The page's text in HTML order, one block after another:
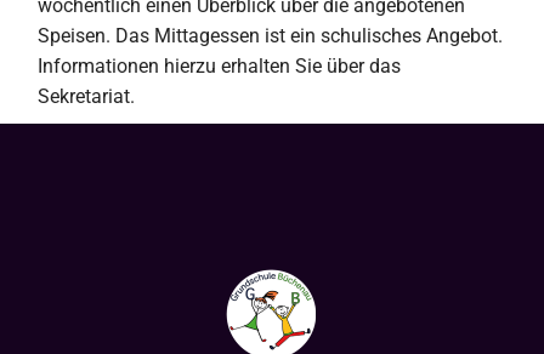
wöchentlich einen Überblick über die angebotenen
Speisen. Das Mittagessen ist ein schulisches Angebot.
Informationen hierzu erhalten Sie über das
Sekretariat.